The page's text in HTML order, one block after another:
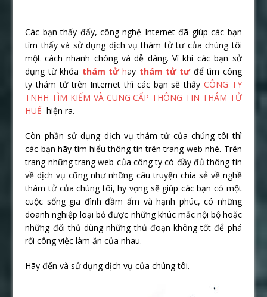
Các bạn thấy đấy, công nghệ Internet đã giúp các bạn
tìm thấy và sử dụng dịch vụ thám tử tư của chúng tôi
một cách nhanh chóng và dễ dàng. Vì khi các bạn sử
dụng từ khóa thám tửhay thám tử tưđể tìm công
ty thám tử trên Internet thì các bạn sẽ thấy CÔNG TY
TNHH TÌM KIẾM VÀ CUNG CẤP THÔNG TIN THÁM TỬ
HUẾ hiện ra.
Còn phần sử dụng dịch vụ thám tử của chúng tôi thì
các bạn hãy tìm hiểu thông tin trên trang web nhé. Trên
trang những trang web của công ty có đầy đủ thông tin
về dịch vụ cũng như những câu truyện chia sẻ về nghề
thám tử của chúng tôi, hy vọng sẽ giúp các bạn có một
cuộc sống gia đình đầm ấm và hạnh phúc, có những
doanh nghiệp loại bỏ được những khúc mắc nội bộ hoặc
những đối thủ dùng những thủ đoạn không tốt để phá
rối công việc làm ăn của nhau.
Hãy đến và sử dụng dịch vụ của chúng tôi.